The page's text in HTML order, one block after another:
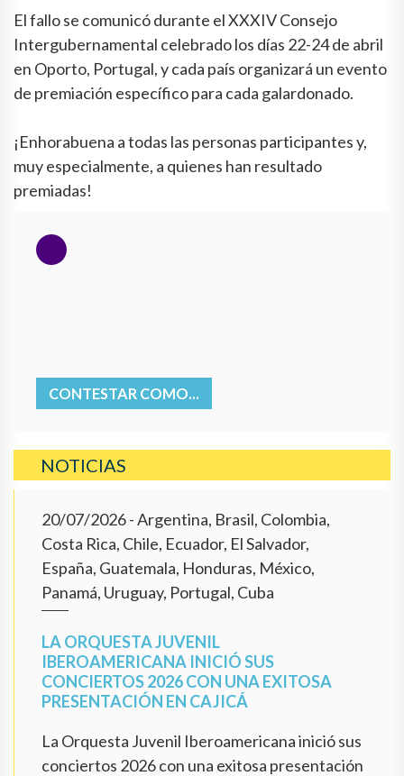
El fallo se comunicó durante el XXXIV Consejo
Intergubernamental celebrado los días 22-24 de abril
en Oporto, Portugal, y cada país organizará un evento
de premiación específico para cada galardonado.
¡Enhorabuena a todas las personas participantes y,
muy especialmente, a quienes han resultado
premiadas!
CONTESTAR COMO...
NOTICIAS
20/07/2026- Argentina, Brasil, Colombia,
Costa Rica, Chile, Ecuador, El Salvador,
España, Guatemala, Honduras, México,
Panamá, Uruguay, Portugal, Cuba
LA ORQUESTA JUVENIL
IBEROAMERICANA INICIÓ SUS
CONCIERTOS 2026 CON UNA EXITOSA
PRESENTACIÓN EN CAJICÁ
La Orquesta Juvenil Iberoamericana inició sus
conciertos 2026 con una exitosa presentación